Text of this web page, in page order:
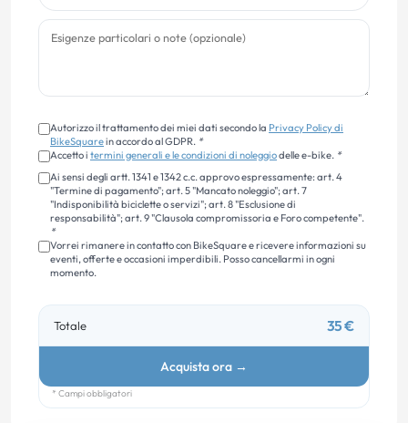
Autorizzo il trattamento dei miei dati secondo la Privacy Policy di
BikeSquarein accordo al GDPR. *
Accetto i termini generali e le condizioni di noleggiodelle e-bike. *
Ai sensi degli artt. 1341 e 1342 c.c. approvo espressamente: art. 4
"Termine di pagamento"; art. 5 "Mancato noleggio"; art. 7
"Indisponibilità biciclette o servizi"; art. 8 "Esclusione di
responsabilità"; art. 9 "Clausola compromissoria e Foro competente".
*
Vorrei rimanere in contatto con BikeSquare e ricevere informazioni su
eventi, offerte e occasioni imperdibili. Posso cancellarmi in ogni
momento.
Totale 35 €
Acquista ora →
* Campi obbligatori